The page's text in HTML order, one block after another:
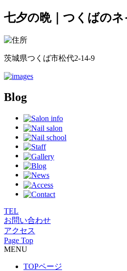
七夕の晩｜つくばの
茨城県つくば市松代2-14-9
Blog
TEL
お問い合わせ
アクセス
Page Top
MENU
TOPページ